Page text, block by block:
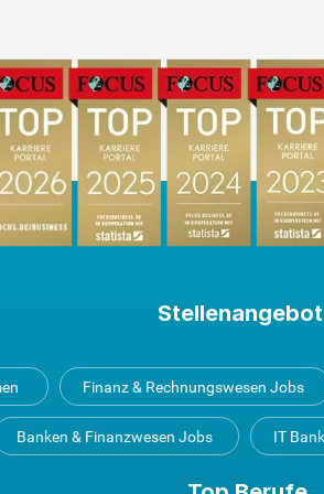
Finanz & Rechnungswesen Jobs
Banken & Finanzwesen Jobs IT